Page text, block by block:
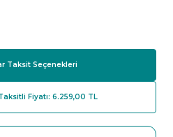
Taksit Seçenekleri
Fiyatı: 6.259,00 TL